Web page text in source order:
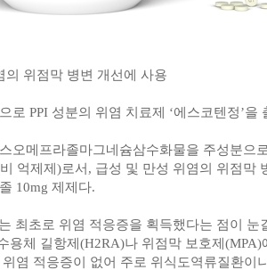
의 위점막 병변 개선에 사용
로 PPI 성분의 위염 치료제 ‘에스코텐정’을
오메프라졸마그네슘삼수화물을 주성분으
억제제)로서, 급성 및 만성 위염의 위점막
10mg 제제다.
최초로 위염 적응증을 획득했다는 점이 눈
용체 길항제(H2RA)나 위점막 보호제
염 적응증이 없어 주로 위식도역류질환이